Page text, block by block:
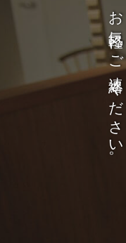
お気軽にご連絡ください。